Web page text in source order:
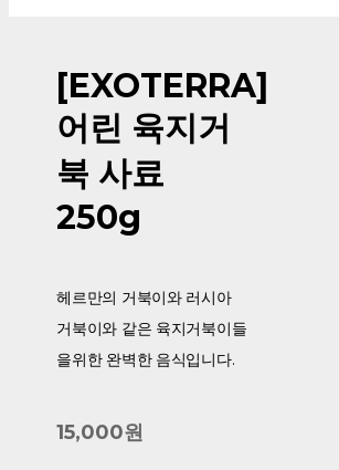
[EXOTERRA]
어린 육지거
북 사료
250g
헤르만의 거북이와 러시아
거북이와 같은 육지거북이들
을위한 완벽한 음식입니다.
15,000원